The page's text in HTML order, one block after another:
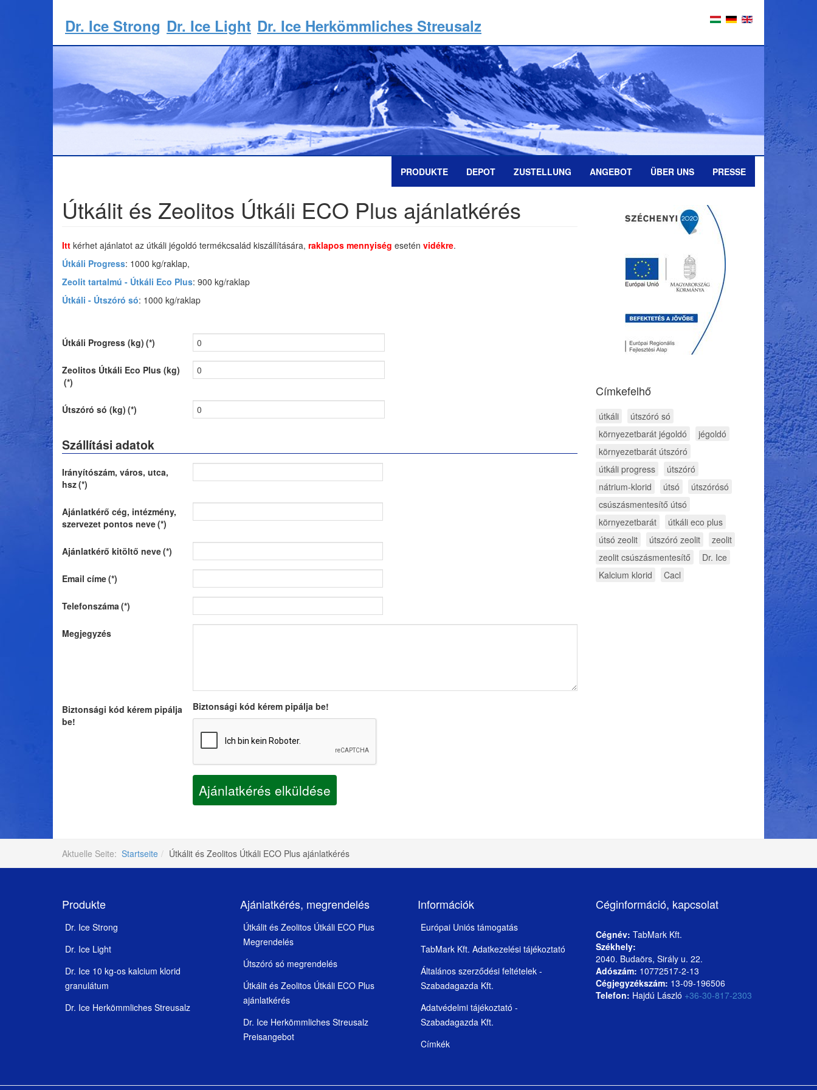
Dr. Ice Strong Dr. Ice Light Dr. Ice Herkömmliches Streusalz
PRODUKTE DEPOT ZUSTELLUNG ANGEBOT ÜBER UNS PRESSE
Útkálit és Zeolitos Útkáli ECO Plus ajánlatkérés
Itt kérhet ajánlatot az útkáli jégoldó termékcsalád kiszállítására, raklapos mennyiség esetén vidékre.
Útkáli Progress: 1000 kg/raklap,
Zeolit tartalmú - Útkáli Eco Plus: 900 kg/raklap
Útkáli - Útszóró só: 1000 kg/raklap
Útkáli Progress (kg) (*)
Zeolitos Útkáli Eco Plus (kg)
(*)
Útszóró só (kg) (*)
Szállítási adatok
Irányítószám, város, utca,
hsz(*)
Ajánlatkérő cég, intézmény,
szervezet pontos neve(*)
Ajánlatkérő kitöltő neve(*)
Email címe(*)
Telefonszáma(*)
Megjegyzés
Biztonsági kód kérem pipálja
be!
Biztonsági kód kérem pipálja be!
Ajánlatkérés elküldése
Címkefelhő
útkáli
útszóró só
környezetbarát jégoldó
jégoldó
környezetbarát útszóró
útkáli progress
útszóró
nátrium-klorid
útsó
útszórósó
csúszásmentesítő útsó
környezetbarát
útkáli eco plus
útsó zeolit
útszóró zeolit
zeolit
zeolit csúszásmentesítő
Dr. Ice
Kalcium klorid
Cacl
Aktuelle Seite: Startseite Útkálit és Zeolitos Útkáli ECO Plus ajánlatkérés
Produkte
Dr. Ice Strong
Dr. Ice Light
Dr. Ice 10 kg-os kalcium klorid
granulátum
Dr. Ice Herkömmliches Streusalz
Ajánlatkérés, megrendelés
Útkálit és Zeolitos Útkáli ECO Plus
Megrendelés
Útszóró só megrendelés
Útkálit és Zeolitos Útkáli ECO Plus
ajánlatkérés
Dr. Ice Herkömmliches Streusalz
Preisangebot
Információk
Európai Uniós támogatás
TabMark Kft. Adatkezelési tájékoztató
Általános szerződési feltételek -
Szabadagazda Kft.
Adatvédelmi tájékoztató -
Szabadagazda Kft.
Címkék
Céginformáció, kapcsolat
Cégnév: TabMark Kft.
Székhely:
2040. Budaörs, Sirály u. 22.
Adószám: 10772517-2-13
Cégjegyzékszám: 13-09-196506
Telefon: Hajdú László +36-30-817-2303